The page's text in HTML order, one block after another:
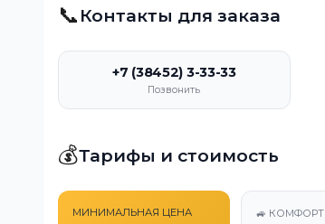
📞 Контакты для заказа
+7 (38452) 3-33-33
Позвонить
💰Тарифы и стоимость
МИНИМАЛЬНАЯ ЦЕНА 🚙 КОМФОРТ